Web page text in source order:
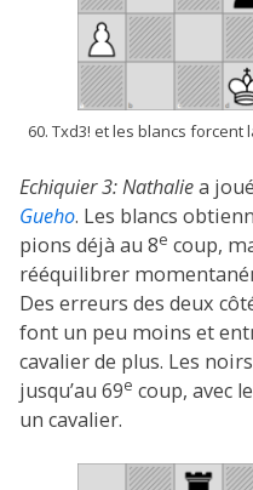
60. Txd3! et les blancs
Echiquier 3:Nathaliea
Gueho. Les blancs
pions déjà au 8e coup,
rééquilibrer
Des erreurs des deux
font un peu moins et
cavalier de plus. Les
jusqu’au 69e coup, avec
un cavalier.